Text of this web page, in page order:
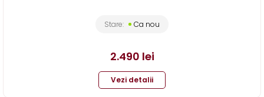
Stare: Ca nou
2.490 lei
Vezi detalii